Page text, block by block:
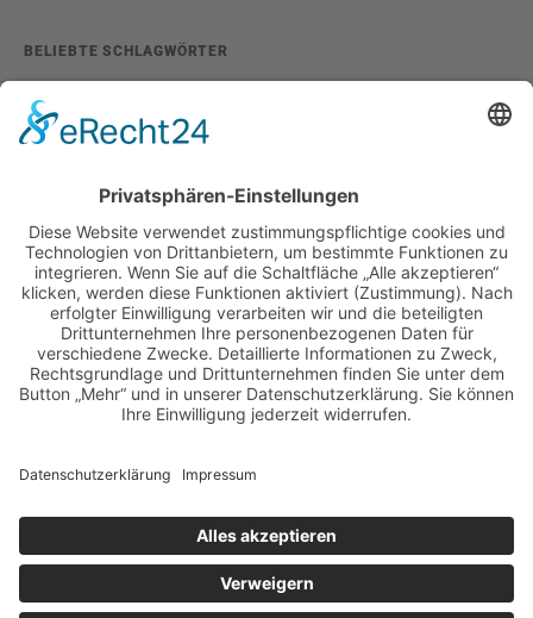
BELIEBTE SCHLAGWÖRTER
burlesque cuba special
girls & legendary us-cars kalender golden oldies
helge thomsen kalender kalender 2021 kalender 2022
kalender releaseparty livestream magazin modern pin-up
monatskalender neuerscheinungen oberhafen oldtimer
oldtimertreffen paula walks peter lemke
pin-up modelcontest print-magazin referenzen
schwarz-weiß fotografie street magazine sway books
tüv hanse gmbh us-cars
veranstaltungen weihnachten weihnachtsfeier